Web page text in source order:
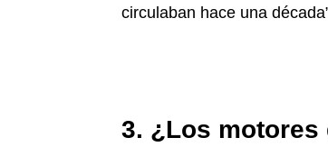
circulaban hace una
3. ¿Los